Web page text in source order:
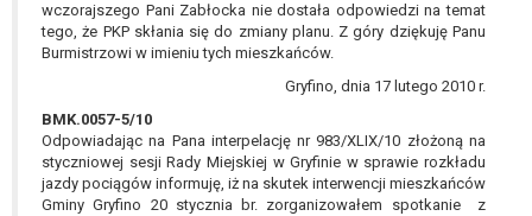
wczorajszego Pani Zabłocka nie dostała odpowiedzi na temat
tego, że PKP skłania się do zmiany planu. Z góry dziękuję Panu
Burmistrzowi w imieniu tych mieszkańców.
Gryfino, dnia 17 lutego 2010 r.
BMK.0057-5/10
Odpowiadając na Pana interpelację nr 983/XLIX/10 złożoną na
styczniowej sesji Rady Miejskiej w Gryfinie w sprawie rozkładu
jazdy pociągów informuję, iż na skutek interwencji mieszkańców
Gminy Gryfino 20 stycznia br. zorganizowałem spotkanie z